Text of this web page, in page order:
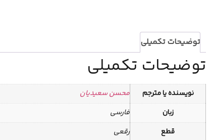
توضیحات تکمیلی
توضیحات تکمیلی
نویسنده یا مترجم
محسن سعیدیان
زبان
فارسی
قطع
رقعی